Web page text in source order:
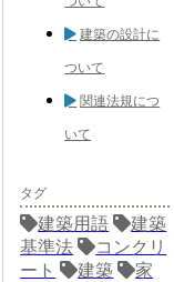
建築の設計に
ついて
関連法規につ
いて
タグ
建築用語
建築
基準法
コンクリ
ート
建築
家